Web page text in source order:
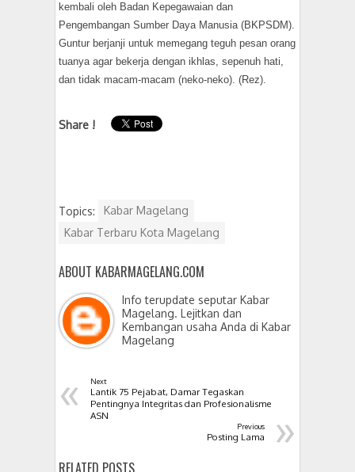
kembali oleh Badan Kepegawaian dan
Pengembangan Sumber Daya Manusia (BKPSDM).
Guntur berjanji untuk memegang teguh pesan orang
tuanya agar bekerja dengan ikhlas, sepenuh hati,
dan tidak macam-macam (neko-neko). (Rez).
Share !
Topics:
Kabar Magelang
Kabar Terbaru Kota Magelang
ABOUT KABARMAGELANG.COM
Info terupdate seputar Kabar
Magelang. Lejitkan dan
Kembangan usaha Anda di Kabar
Magelang
« Next
Lantik 75 Pejabat, Damar Tegaskan
Pentingnya Integritas dan Profesionalisme
ASN
»
Previous
Posting Lama
RELATED POSTS